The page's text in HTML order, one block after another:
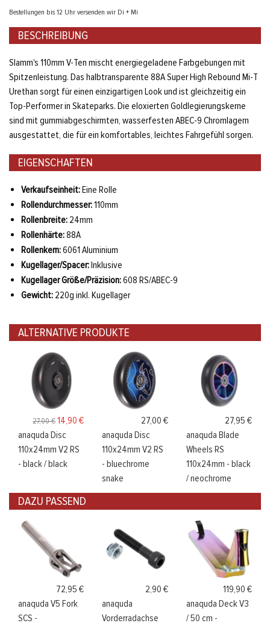
Bestellungen bis 12 Uhr versenden wir Di + Mi
BESCHREIBUNG
Slamm's 110mm V-Ten mischt energiegeladene Farbgebungen mit
Spitzenleistung. Das halbtransparente 88A Super High Rebound Mi-T
Urethan sorgt für einen einzigartigen Look und ist gleichzeitig ein
Top-Performer in Skateparks. Die eloxierten Goldlegierungskerne
sind mit gummiabgeschirmten, wasserfesten ABEC-9 Chromlagern
ausgestattet, die für ein komfortables, leichtes Fahrgefühl sorgen.
EIGENSCHAFTEN
Verkaufseinheit:Eine Rolle
Rollendurchmesser:110mm
Rollenbreite: 24mm
Rollenhärte:88A
Rollenkern:6061 Aluminium
Kugellager/Spacer:Inklusive
Kugellager Größe/Präzision:608 RS/ABEC-9
Gewicht: 220g inkl. Kugellager
ALTERNATIVE PRODUKTE
27,00 €14,90 €
anaquda Disc
110x24mm V2 RS
- black / black
27,00 €
anaquda Disc
110x24mm V2 RS
- bluechrome
snake
27,95 €
anaquda Blade
Wheels RS
110x24mm - black
/ neochrome
DAZU PASSEND
72,95 €
anaquda V5 Fork
SCS -
2,90 €
anaquda
Vorderradachse
119,90 €
anaquda Deck V3
/ 50 cm -